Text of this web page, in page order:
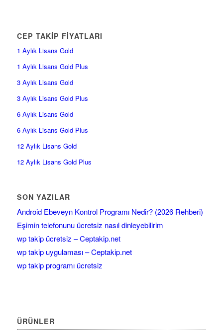
CEP TAKİP FİYATLARI
1 Aylık Lisans Gold
1 Aylık Lisans Gold Plus
3 Aylık Lisans Gold
3 Aylık Lisans Gold Plus
6 Aylık Lisans Gold
6 Aylık Lisans Gold Plus
12 Aylık Lisans Gold
12 Aylık Lisans Gold Plus
SON YAZILAR
Android Ebeveyn Kontrol Programı Nedir? (2026 Rehberi)
Eşimin telefonunu ücretsiz nasıl dinleyebilirim
wp takip ücretsiz – Ceptakip.net
wp takip uygulaması – Ceptakip.net
wp takip programı ücretsiz
ÜRÜNLER